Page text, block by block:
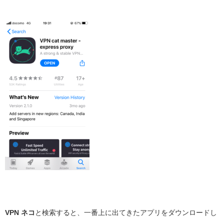
VPN ネコ と検索すると、一番上に出てきたアプリをダウンロードし